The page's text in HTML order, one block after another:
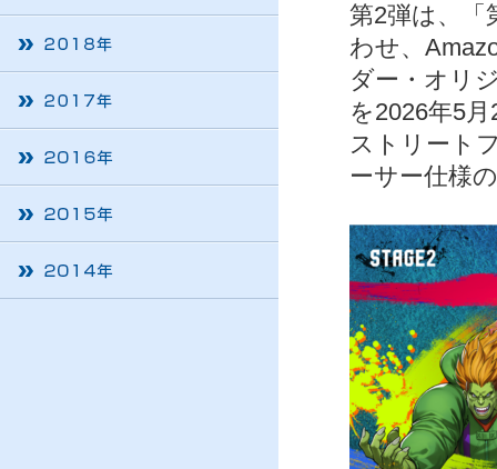
第2弾は、「
わせ、
ダー・オリ
を2026年5
ストリート
ーサー仕様